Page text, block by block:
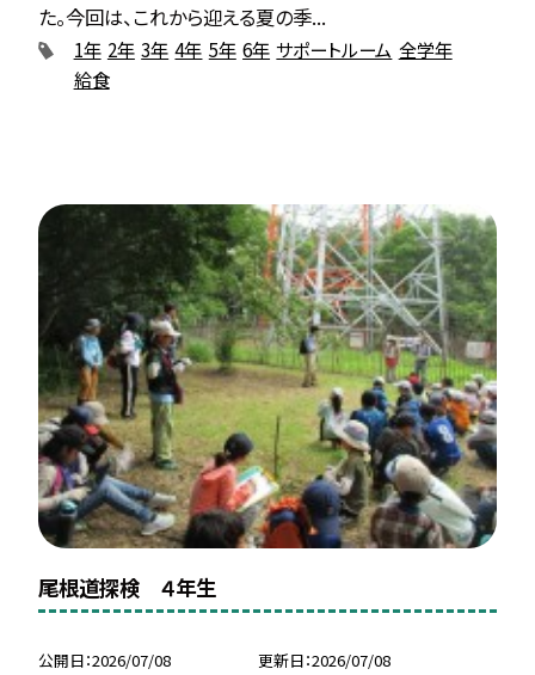
た。今回は、これから迎える夏の季...
1年 2年 3年 4年 5年 6年 サポートルーム 全学年
給食
尾根道探検 ４年生
公開日 2026/07/08 更新日 2026/07/08